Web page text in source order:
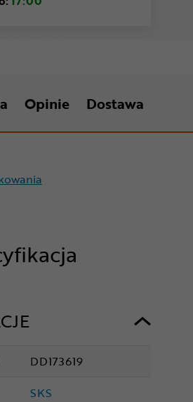
Opinie Dostawa
DD173619
SKS